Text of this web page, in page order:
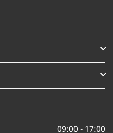


09:00 - 17:00